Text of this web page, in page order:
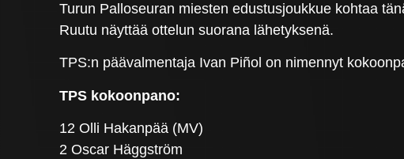
Turun Palloseuran miesten edustusjoukkue kohtaa
Ruutu näyttää ottelun suorana lähetyksenä.
TPS:n päävalmentaja Ivan Piñol on nimennyt
TPS kokoonpano:
12 Olli Hakanpää (MV)
2 Oscar Häggström